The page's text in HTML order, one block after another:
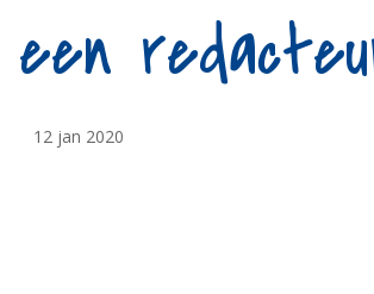
een
12 jan 2020